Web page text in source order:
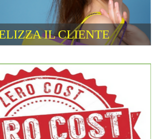
IL CLIENTE